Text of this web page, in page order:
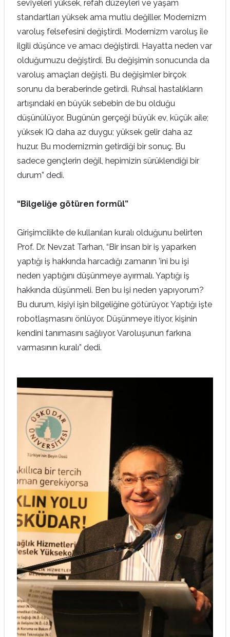
seviyeleri yüksek, refah düzeyleri ve yaşam
standartları yüksek ama mutlu değiller. Modernizm
varoluş felsefesini değiştirdi. Modernizm varoluş ile
ilgili düşünce ve amacı değiştirdi. Hayatta neden var
olduğumuzu değiştirdi. Bu değişimin sonucunda da
varoluş amaçları değişti. Bu değişimler birçok
sorunu da beraberinde getirdi. Ruhsal hastalıkların
artışındaki en büyük sebebin de bu olduğu
düşünülüyor. Bugünün gerçeği büyük ev, küçük aile;
yüksek IQ daha az duygu; yüksek gelir daha az
huzur. Bu modernizmin getirdiği bir sonuç. Bu
sadece gençlerin değil, hepimizin sürüklendiği bir
durum” dedi.
“Bilgeliğe götüren formül”
Girişimcilikte de kullanılan kuralı olduğunu belirten
Prof. Dr. Nevzat Tarhan, “Bir insan bir iş yaparken
yaptığı iş hakkında harcadığı zamanın ’ini bu işi
neden yaptığını düşünmeye ayırmalı. Yaptığı iş
hakkında düşünmeli. Ben bu işi neden yapıyorum?
Bu durum, kişiyi işin bilgeliğine götürüyor. Yaptığı işte
robotlaşmasını önlüyor. Düşünmeye itiyor, kişinin
kendini tanımasını sağlıyor. Varoluşunun farkına
varmasının kuralı” dedi.